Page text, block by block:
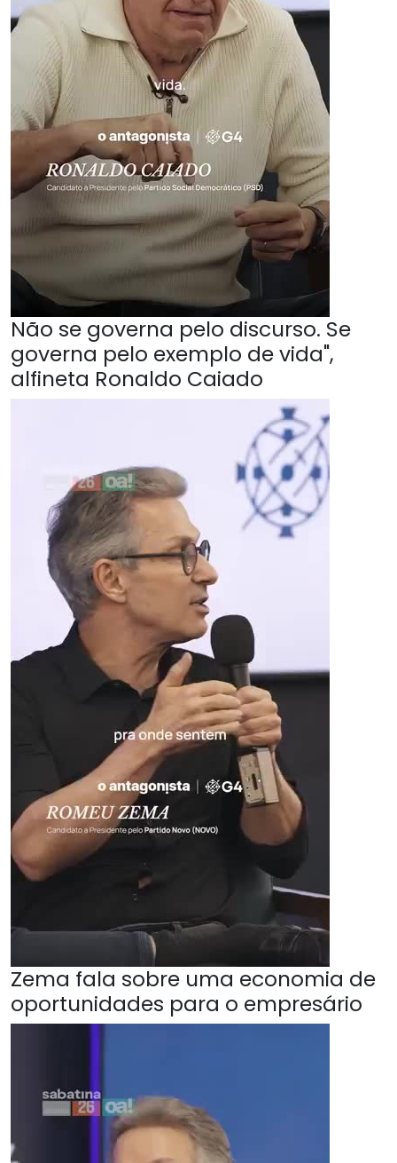
Não se governa pelo discurso. Se
governa pelo exemplo de vida",
alfineta Ronaldo Caiado
Zema fala sobre uma economia de
oportunidades para o empresário